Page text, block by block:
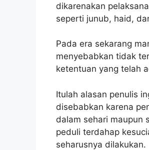
dikarenakan
seperti junub, haid,
Pada era sekarang
menyebabkan tidak
ketentuan yang telah
Itulah alasan penulis
disebabkan karena
dalam sehari maupun
peduli terdahap
seharusnya dilakukan.